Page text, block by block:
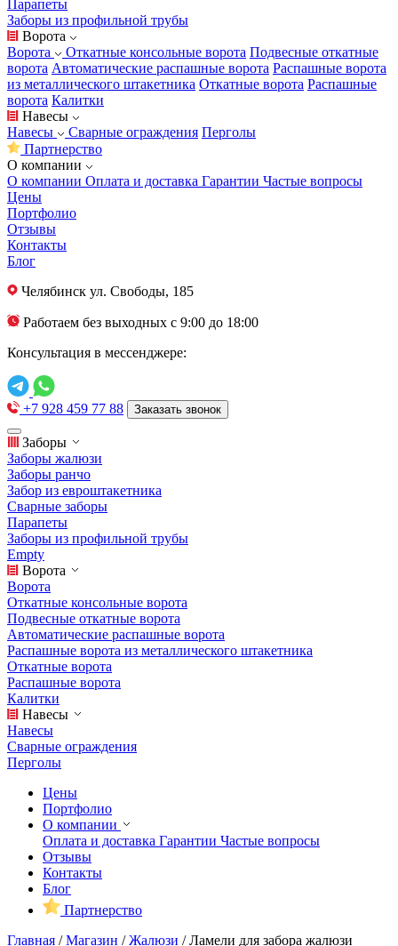
Парапеты
Заборы из профильной трубы
Ворота
Ворота
Откатные консольные ворота Подвесные откатные
ворота Автоматические распашные ворота Распашные ворота
из металлического штакетника Откатные ворота Распашные
ворота Калитки
Навесы
Навесы
Сварные ограждения Перголы
Партнерство
О компании
О компании Оплата и доставка Гарантии Частые вопросы
Цены
Портфолио
Отзывы
Контакты
Блог
Челябинск ул. Свободы, 185
Работаем без выходных с 9:00 до 18:00
Консультация в мессенджере:
+7 928 459 77 88 Заказать звонок
Заборы
Заборы жалюзи
Заборы ранчо
Забор из евроштакетника
Сварные заборы
Парапеты
Заборы из профильной трубы
Empty
Ворота
Ворота
Откатные консольные ворота
Подвесные откатные ворота
Автоматические распашные ворота
Распашные ворота из металлического штакетника
Откатные ворота
Распашные ворота
Калитки
Навесы
Навесы
Сварные ограждения
Перголы
Цены
Портфолио
О компании
Оплата и доставка Гарантии Частые вопросы
Отзывы
Контакты
Блог
Партнерство
Главная /Магазин /Жалюзи /Ламели для забора жалюзи